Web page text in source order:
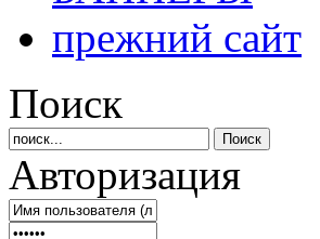
прежний сайт
Поиск
Авторизация